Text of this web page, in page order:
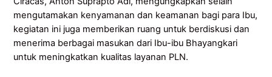
mengutamakan kenyamanan dan keamanan bagi para Ibu,
kegiatan ini juga memberikan ruang untuk berdiskusi dan
menerima berbagai masukan dari Ibu-ibu Bhayangkari
untuk meningkatkan kualitas layanan PLN.